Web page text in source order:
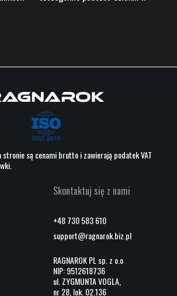
stronie są cenami brutto i zawierają podatek VAT
Skontaktuj się z nami
+48 730 583 610
support@ragnarok.biz.pl
RAGNAROK PL sp. z o.o
NIP: 9512618736
ul. ZYGMUNTA VOGLA,
nr 28, lok. 02.136